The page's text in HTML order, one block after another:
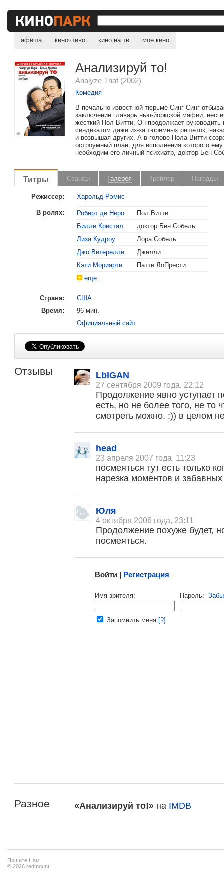
афиша киночтиво кино на тв мое кино
Анализируй то!
Analyze That (2002)
Комедия
В печально известной тюрьме Синг-Синг
заключение главарь нью-йоркской мафии,
жесткий Пол Витти. Он продолжает руководить
синдикатом даже из-за тюремных решеток,
и возвышая других. А в голове Пола Витти
остроумный план, для исполнения которого
необходим его личный психиатр, доктор Бен
Титры Сеансы Галерея Трейлер Награды
Режиссер: Харольд Рэмис
В ролях: Роберт де Ниро
Пол Витти
Билли Кристал
доктор Бен Собель
Лиза Кудроу
Лора Собель
Джо Витерелли
Джелли
Кэти Мориарти
Патти ЛоПрести
еще...
Страна:
США
Время:
96 мин.
Официальный сайт
Отзывы LblGAN
27 сентября 2009 года, 22:12
Продолжение явно уступает
есть, но не более того, не то
смотреть можно. :)) в целом
head
23 апреля 2007 года, 11:23
посмеяться тут есть только
нарезка моментов и
Юля
4 октября 2006 года, 23:11
Продолжение похуже будет,
посмеяться.
, поделитесь своим мнением
Войти | Регистрация
Имя зрителя: Пароль:
Запомнить меня [?]
Разное «Анализируй то!» на IMDB
Пишите Нам
© 2026 redmount